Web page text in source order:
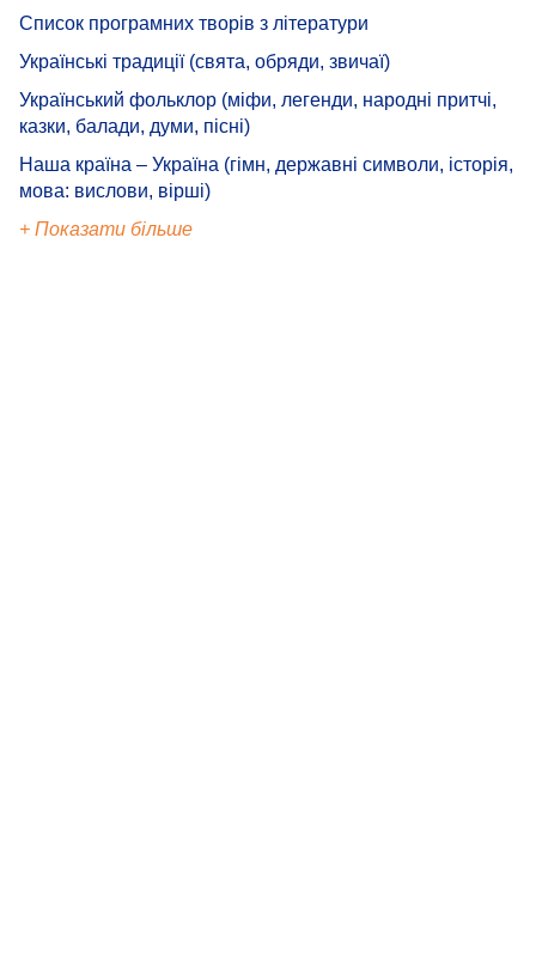
Список програмних творів з літератури
Українські традиції (свята, обряди, звичаї)
Український фольклор (міфи, легенди, народні притчі,
казки, балади, думи, пісні)
Наша країна – Україна (гімн, державні символи, історія,
мова: вислови, вірші)
+ Показати більше